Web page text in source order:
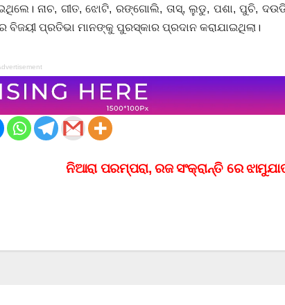
ନାଚ, ଗୀତ, ଝୋଟି, ରଙ୍ଗୋଲି, ତାସ୍, ଲୁଡୁ, ପଶା, ପୁଚି,
ପ୍ରତିଭା ମାନଙ୍କୁ ପୁରସ୍କାର ପ୍ରଦାନ କରାଯାଇଥିଲା।
ନିଆରା ପରମ୍ପରା, ରଜ ସଂକ୍ରାନ୍ତି ରେ